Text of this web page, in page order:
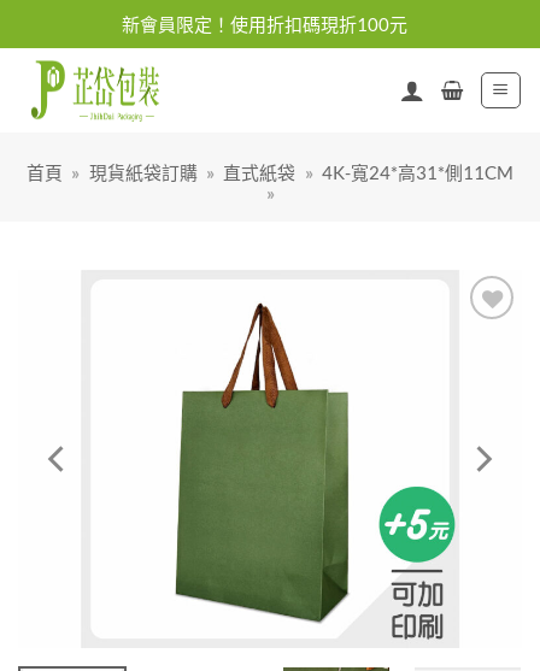
content
新會員限定！使用折扣碼現折100元
首頁 » 現貨紙袋訂購 » 直式紙袋 » 4K-寬24*高31*側11CM
»